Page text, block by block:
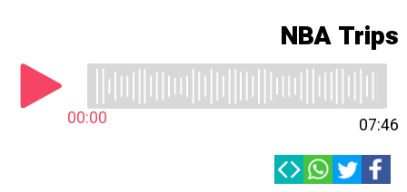
NBA Trips
00:00 07:46